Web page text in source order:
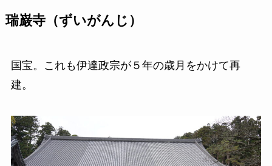
瑞巌寺（ずいがんじ）
国宝。これも伊達政宗が５年の歳月をかけて再
建。